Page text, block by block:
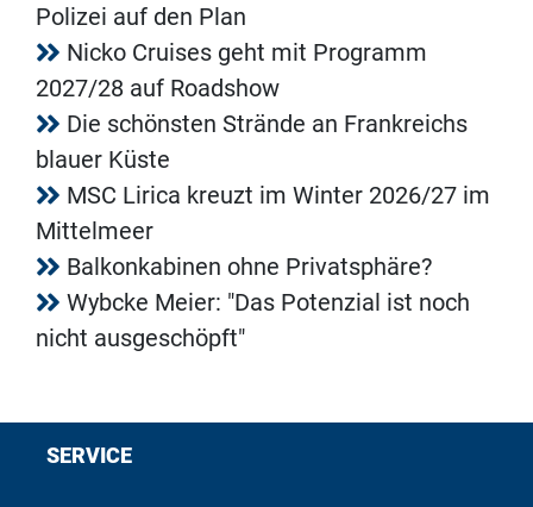
Polizei auf den Plan
Nicko Cruises geht mit Programm
2027/28 auf Roadshow
Die schönsten Strände an Frankreichs
blauer Küste
MSC Lirica kreuzt im Winter 2026/27 im
Mittelmeer
Balkonkabinen ohne Privatsphäre?
Wybcke Meier: "Das Potenzial ist noch
nicht ausgeschöpft"
SERVICE